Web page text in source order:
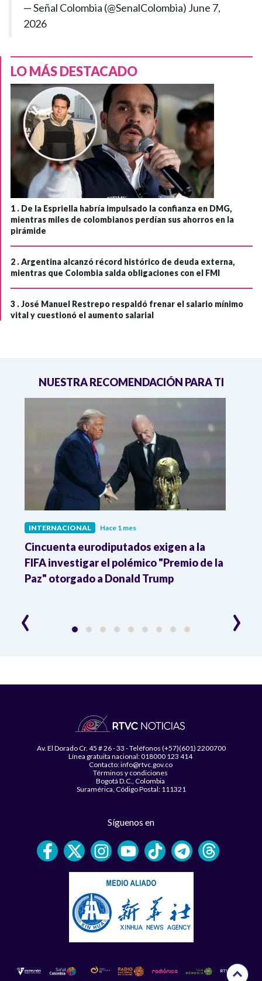
— Señal Colombia (@SenalColombia) June 7,
2026
LO MÁS DESTACADO
1 . De la Espriella habría impulsado la confianza en DMG,
mientras miles de colombianos perdían sus ahorros en la
pirámide
2 .Argentina alcanzó récord histórico de deuda externa,
mientras que Colombia salda obligaciones con el FMI
3 .José Manuel Restrepo respaldó frenar el salario mínimo
vital y cuestionó el aumento salarial
NUESTRA RECOMENDACIÓN PARA TI
INTERNACIONAL Hace 1 mes
Cincuenta eurodiputados exigen a la
FIFA investigar el polémico "Premio de la
Paz" otorgado a Donald Trump
‹ ›
Av. El Dorado Cr. 45 # 26 - 33 - Teléfonos (+57)(601) 2200700
Línea gratuita nacional: 018000 123 414
Contacto: info@rtvc.gov.co
Términos y condiciones
Bogotá D.C., Colombia
Suramérica, Código Postal: 111321
Síguenos en